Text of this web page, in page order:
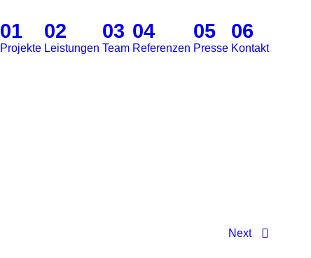
01
Projekte
02
Leistungen
03
Team
04
Referenzen
05
Presse
06
Kontakt
Next